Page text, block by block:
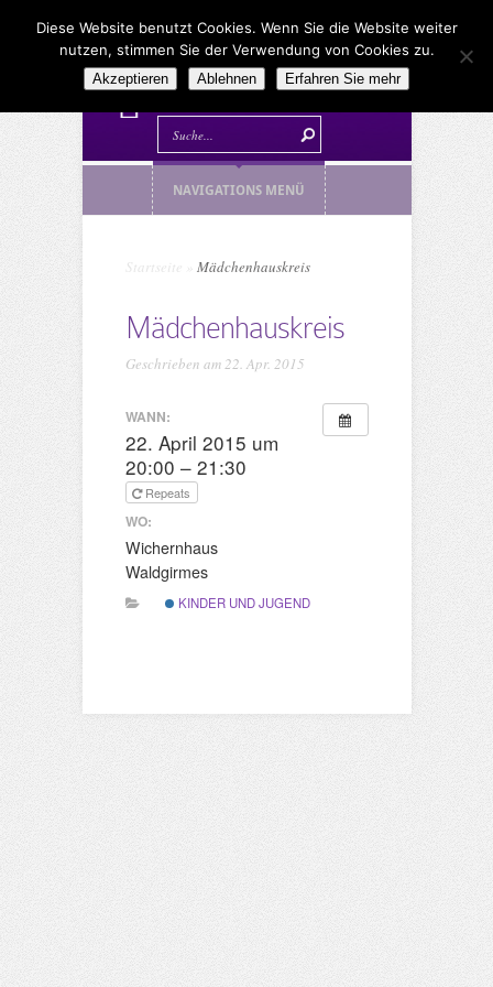
NAVIGATIONS MENÜ
Startseite Mädchenhauskreis
Mädchenhauskreis
Geschrieben am 22. Apr. 2015
WANN:
22. April 2015 um
20:00 – 21:30
Repeats
WO:
Wichernhaus
Waldgirmes
KINDER UND JUGEND
Diese Website benutzt Cookies. Wenn Sie die Website weiter
nutzen, stimmen Sie der Verwendung von Cookies zu.
Akzeptieren Ablehnen Erfahren Sie mehr